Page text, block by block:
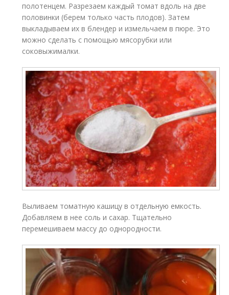
полотенцем. Разрезаем каждый томат вдоль на две
половинки (берем только часть плодов). Затем
выкладываем их в блендер и измельчаем в пюре. Это
можно сделать с помощью мясорубки или
соковыжималки.
Выливаем томатную кашицу в отдельную емкость.
Добавляем в нее соль и сахар. Тщательно
перемешиваем массу до однородности.